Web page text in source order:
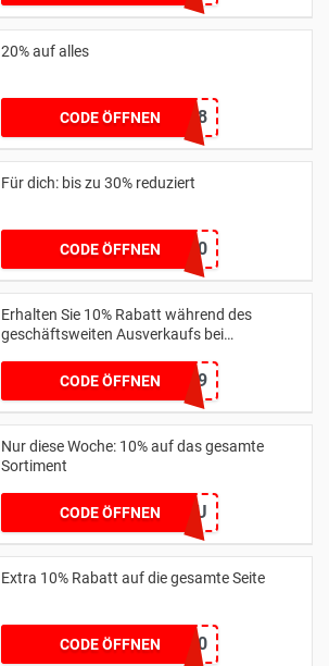
20% auf alles
CODE ÖFFNEN11258
Für dich: bis zu 30% reduziert
CODE ÖFFNENUNO30
Erhalten Sie 10% Rabatt während des
geschäftsweiten Ausverkaufs bei
CODE ÖFFNEN
HC-JOAONUNES999
Nur diese Woche: 10% auf das gesamte
Sortiment
CODE ÖFFNEN
PROMKODRU
Extra 10% Rabatt auf die gesamte Seite
CODE ÖFFNENSPRING10